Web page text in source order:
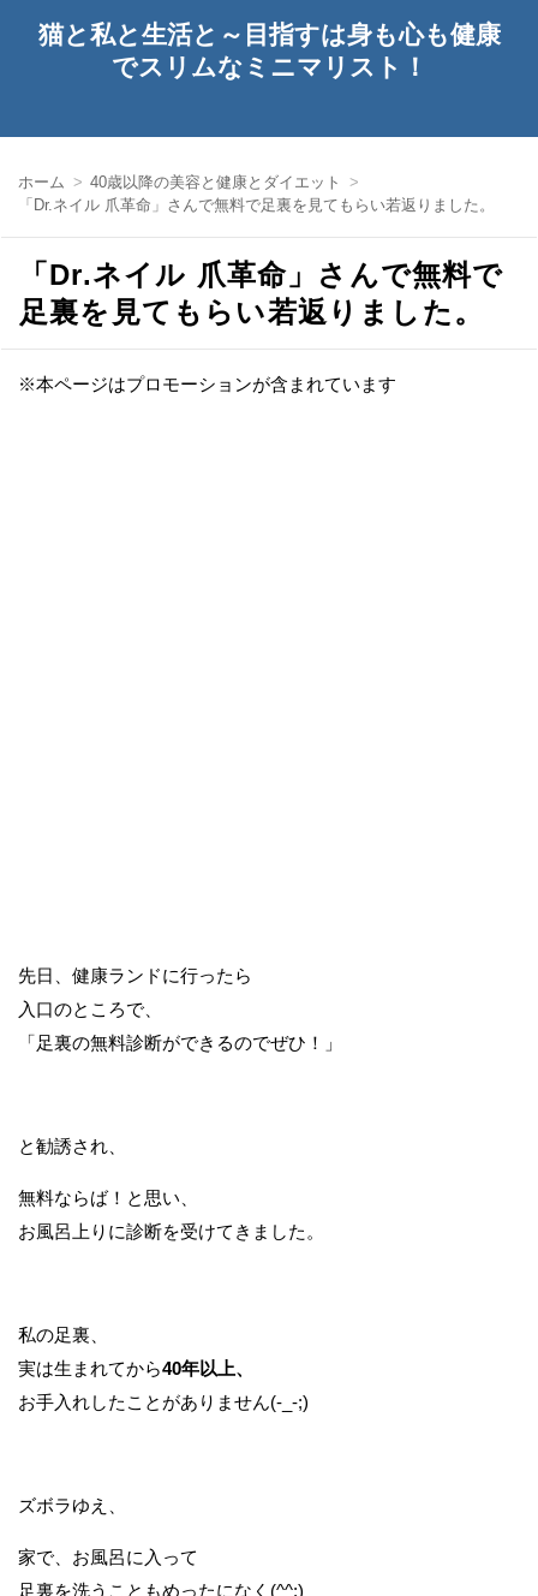
猫と私と生活と～目指すは身も心も健康
でスリムなミニマリスト！
ホーム
40歳以降の美容と健康とダイエット
「Dr.ネイル 爪革命」さんで無料で足裏を見てもらい若返りました。
「Dr.ネイル 爪革命」さんで無料で
足裏を見てもらい若返りました。
※本ページはプロモーションが含まれています
先日、健康ランドに行ったら
入口のところで、
「足裏の無料診断ができるのでぜひ！」
と勧誘され、
無料ならば！と思い、
お風呂上りに診断を受けてきました。
私の足裏、
実は生まれてから40年以上、
お手入れしたことがありません(-_-;)
ズボラゆえ、
家で、お風呂に入って
足裏を洗うこともめったになく(^^;)